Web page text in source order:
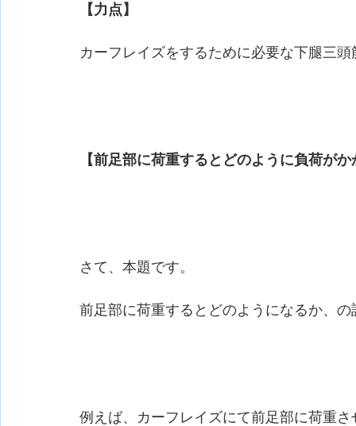
【力点】
カーフレイズをするために必要な下腿三
【前足部に荷重するとどのように負荷が
さて、本題です。
前足部に荷重するとどのようになるか、の
例えば、カーフレイズにて前足部に荷重